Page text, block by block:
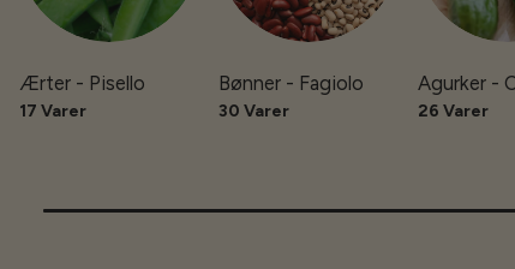
Ærter - Pisello
17 Varer
Bønner - Fagiolo
30 Varer
Agurker -
26 Varer